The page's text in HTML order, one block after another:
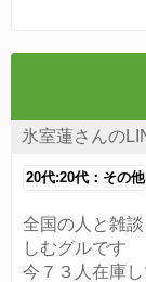
氷室蓮さんの
20代:20代：その他
全国の人と雑
しむグルです
今７３人在庫